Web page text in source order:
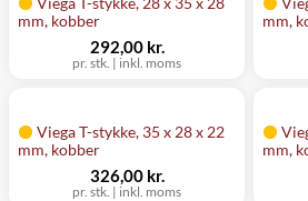
mm, kobber
pr. stk. | inkl. moms
292,00 kr.
mm,
Viega T-stykke, 35 x 28 x 22
mm, kobber
pr. stk. | inkl. moms
326,00 kr.
mm,